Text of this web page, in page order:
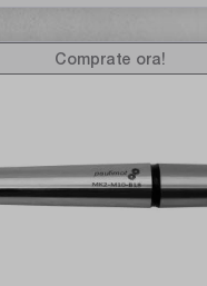
Comprate ora!